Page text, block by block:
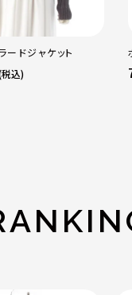
ードジャケット
込)